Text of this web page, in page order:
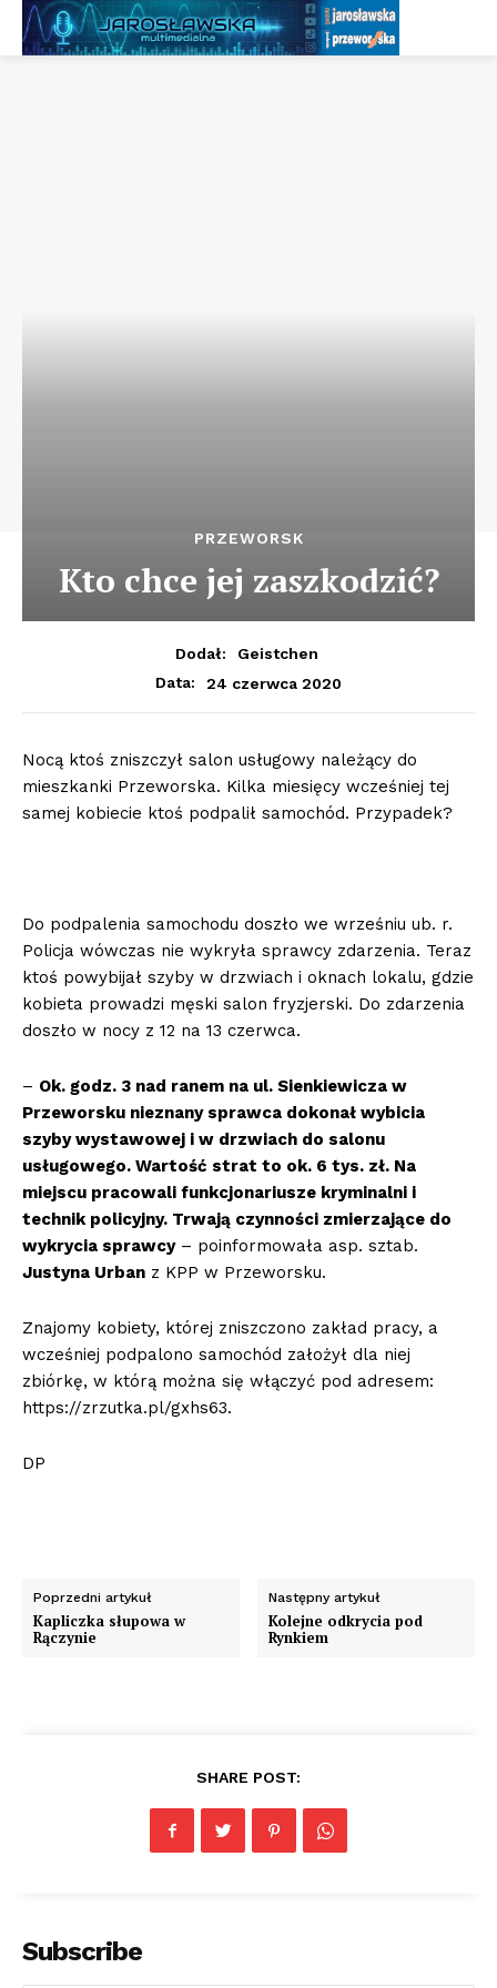
PRZEWORSK
Kto chce jej zaszkodzić?
Dodał:
Geistchen
Data:
24 czerwca 2020
Nocą ktoś zniszczył salon usługowy należący do
mieszkanki Przeworska. Kilka miesięcy wcześniej tej
samej kobiecie ktoś podpalił samochód. Przypadek?
Do podpalenia samochodu doszło we wrześniu ub. r.
Policja wówczas nie wykryła sprawcy zdarzenia. Teraz
ktoś powybijał szyby w drzwiach i oknach lokalu, gdzie
kobieta prowadzi męski salon fryzjerski. Do zdarzenia
doszło w nocy z 12 na 13 czerwca.
– Ok. godz. 3 nad ranem na ul. Sienkiewicza w
Przeworsku nieznany sprawca dokonał wybicia
szyby wystawowej i w drzwiach do salonu
usługowego. Wartość strat to ok. 6 tys. zł. Na
miejscu pracowali funkcjonariusze kryminalni i
technik policyjny. Trwają czynności zmierzające do
wykrycia sprawcy– poinformowała asp. sztab.
Justyna Urban z KPP w Przeworsku.
Znajomy kobiety, której zniszczono zakład pracy, a
wcześniej podpalono samochód założył dla niej
zbiórkę, w którą można się włączyć pod adresem:
https://zrzutka.pl/gxhs63.
DP
Poprzedni artykuł
Kapliczka słupowa w
Rączynie
Następny artykuł
Kolejne odkrycia pod
Rynkiem
SHARE POST:
Subscribe